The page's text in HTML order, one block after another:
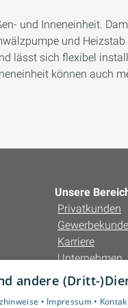
und Inneneinheit.
und
lässt sich flexibel
können auch
Unsere
Privatkunden
Karriere
Unternehmen
Kontakt
andere (Dritt-
• Impressum •